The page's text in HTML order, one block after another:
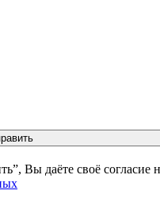
Вы даёте своё согласие